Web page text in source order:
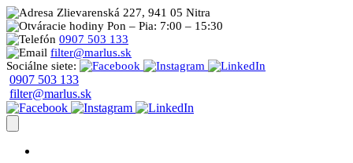
Zlievarenská 227, 941 05 Nitra
Pon – Pia: 7:00 – 15:30
0907 503 133
filter@marlus.sk
Sociálne siete:
0907 503 133
filter@marlus.sk